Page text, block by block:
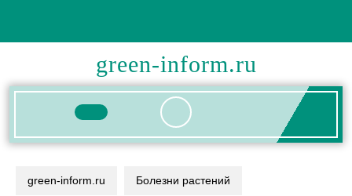
содержимому
green-inform.ru
Кнопка
green-inform.ru Болезни растений